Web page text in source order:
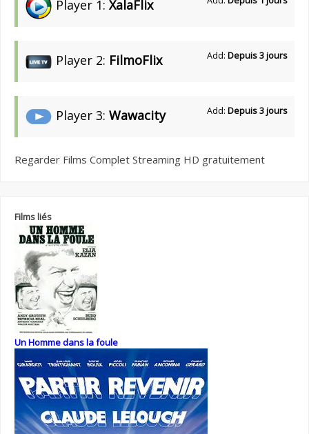
Player 1: XalaFlix
Player 2: FilmoFlix Add: Depuis 3 jours
Player 3: Wawacity Add: Depuis 3 jours
Regarder Films Complet Streaming HD gratuitement
Films liés
Un Homme dans la foule